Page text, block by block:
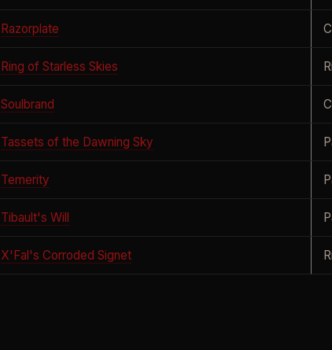
Razorplate
Ring of Starless Skies
Soulbrand
Tassets of the Dawning Sky
Temerity
Tibault's Will
X'Fal's Corroded Signet